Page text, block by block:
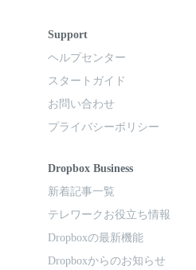
Support
ヘルプセンター
スタートガイド
お問い合わせ
プライバシーポリシー
Dropbox Business
新着記事一覧
テレワークお役立ち情報
Dropboxの最新機能
Dropboxからのお知らせ